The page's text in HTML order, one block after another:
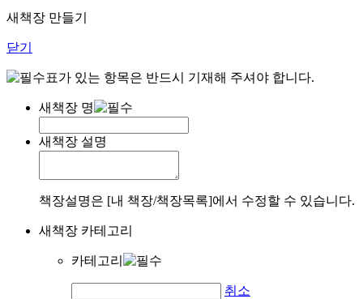
새책장 만들기
닫기
표가 있는 항목은 반드시 기재해 주셔야 합니다.
새책장 명
새책장 설명
책장설명은 [내 책장/책장목록]에서 수정할 수 있습니다.
새책장 카테고리
카테고리
취소